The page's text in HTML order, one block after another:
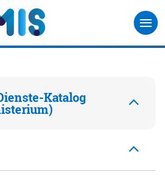
Katalog